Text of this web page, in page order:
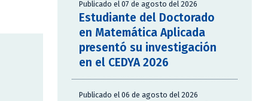
Publicado el 07 de agosto del 2026
Estudiante del Doctorado
en Matemática Aplicada
presentó su investigación
en el CEDYA 2026
Publicado el 06 de agosto del 2026